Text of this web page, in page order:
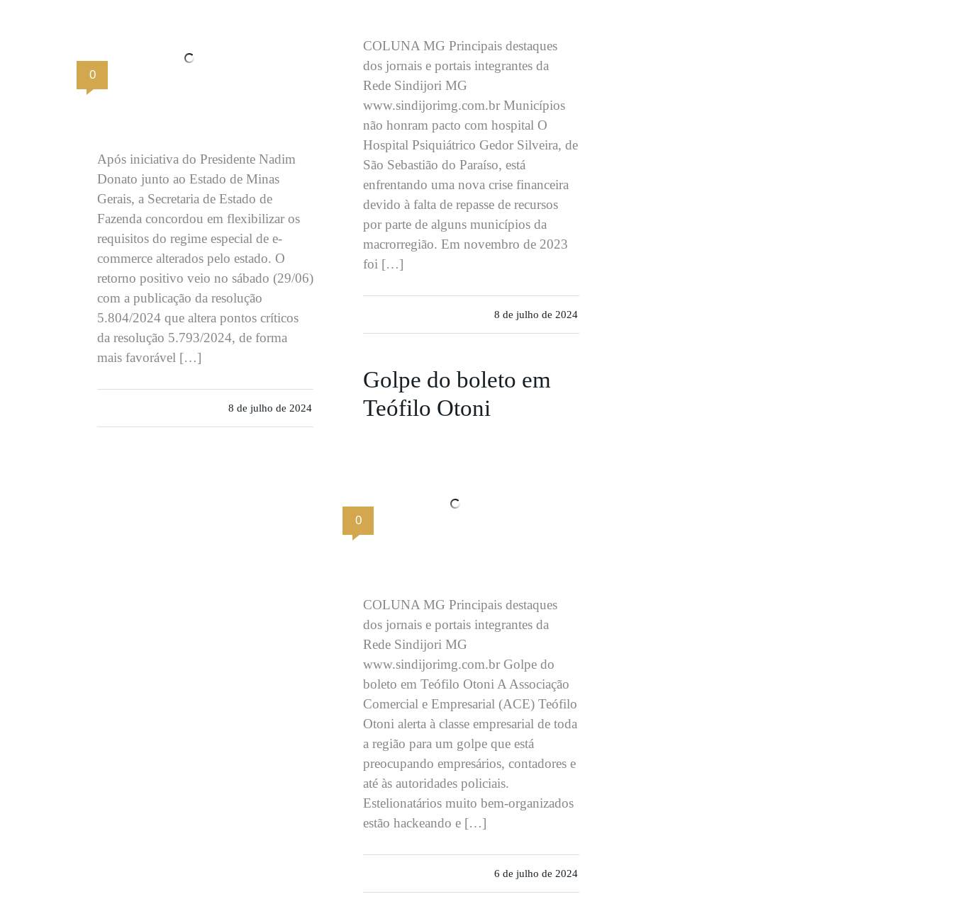
0
Após iniciativa do Presidente Nadim
Donato junto ao Estado de Minas
Gerais, a Secretaria de Estado de
Fazenda concordou em flexibilizar os
requisitos do regime especial de e-
commerce alterados pelo estado. O
retorno positivo veio no sábado (29/06)
com a publicação da resolução
5.804/2024 que altera pontos críticos
da resolução 5.793/2024, de forma
mais favorável […]
8 de julho de 2024
COLUNA MG Principais destaques
dos jornais e portais integrantes da
Rede Sindijori MG
www.sindijorimg.com.br Municípios
não honram pacto com hospital O
Hospital Psiquiátrico Gedor Silveira, de
São Sebastião do Paraíso, está
enfrentando uma nova crise financeira
devido à falta de repasse de recursos
por parte de alguns municípios da
macrorregião. Em novembro de 2023
foi […]
8 de julho de 2024
Golpe do boleto em
Teófilo Otoni
0
COLUNA MG Principais destaques
dos jornais e portais integrantes da
Rede Sindijori MG
www.sindijorimg.com.br Golpe do
boleto em Teófilo Otoni A Associação
Comercial e Empresarial (ACE) Teófilo
Otoni alerta à classe empresarial de toda
a região para um golpe que está
preocupando empresários, contadores e
até às autoridades policiais.
Estelionatários muito bem-organizados
estão hackeando e […]
6 de julho de 2024